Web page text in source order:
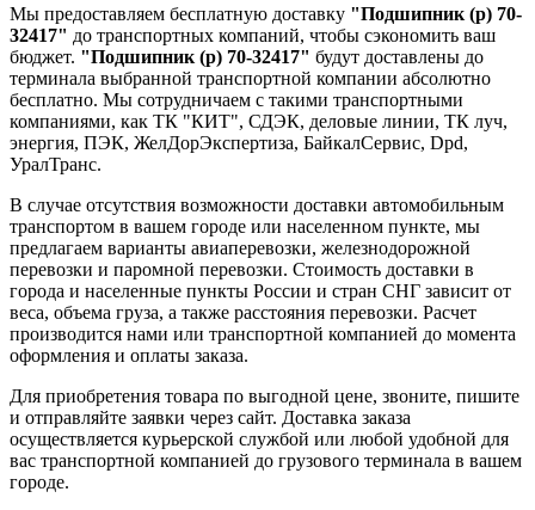
Мы предоставляем бесплатную доставку "Подшипник (р) 70-
32417" до транспортных компаний, чтобы сэкономить ваш
бюджет. "Подшипник (р) 70-32417" будут доставлены до
терминала выбранной транспортной компании абсолютно
бесплатно. Мы сотрудничаем с такими транспортными
компаниями, как ТК "КИТ", СДЭК, деловые линии, ТК луч,
энергия, ПЭК, ЖелДорЭкспертиза, БайкалСервис, Dpd,
УралТранс.
В случае отсутствия возможности доставки автомобильным
транспортом в вашем городе или населенном пункте, мы
предлагаем варианты авиаперевозки, железнодорожной
перевозки и паромной перевозки. Стоимость доставки в
города и населенные пункты России и стран СНГ зависит от
веса, объема груза, а также расстояния перевозки. Расчет
производится нами или транспортной компанией до момента
оформления и оплаты заказа.
Для приобретения товара по выгодной цене, звоните, пишите
и отправляйте заявки через сайт. Доставка заказа
осуществляется курьерской службой или любой удобной для
вас транспортной компанией до грузового терминала в вашем
городе.